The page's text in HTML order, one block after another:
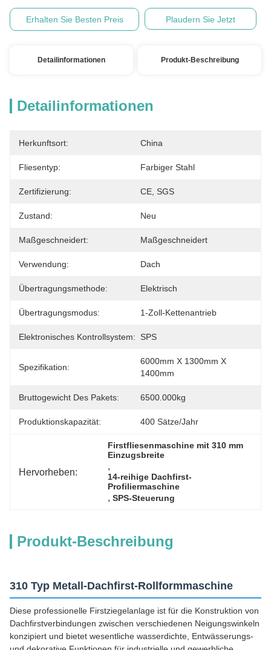
Erhalten Sie Besten Preis Plaudern Sie Jetzt
Detailinformationen Produkt-Beschreibung
Detailinformationen
Herkunftsort: China
Fliesentyp: Farbiger Stahl
Zertifizierung: CE, SGS
Zustand: Neu
Maßgeschneidert: Maßgeschneidert
Verwendung: Dach
Übertragungsmethode: Elektrisch
Übertragungsmodus: 1-Zoll-Kettenantrieb
Elektronisches Kontrollsystem: SPS
Spezifikation:
6000mm X 1300mm X
1400mm
Bruttogewicht Des Pakets: 6500.000kg
Produktionskapazität: 400 Sätze/Jahr
Hervorheben:
Firstfliesenmaschine mit 310 mm
Einzugsbreite
,
14-reihige Dachfirst-
Profiliermaschine
, SPS-Steuerung
Produkt-Beschreibung
310 Typ Metall-Dachfirst-Rollformmaschine
Diese professionelle Firstziegelanlage ist für die Konstruktion von
Dachfirstverbindungen zwischen verschiedenen Neigungswinkeln
konzipiert und bietet wesentliche wasserdichte, Entwässerungs-